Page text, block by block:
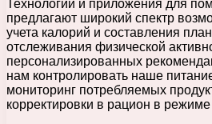
Технологии и приложения для
предлагают широкий спектр
учета калорий и составления
отслеживания физической
персонализированных
нам контролировать наше
мониторинг потребляемых
корректировки в рацион в